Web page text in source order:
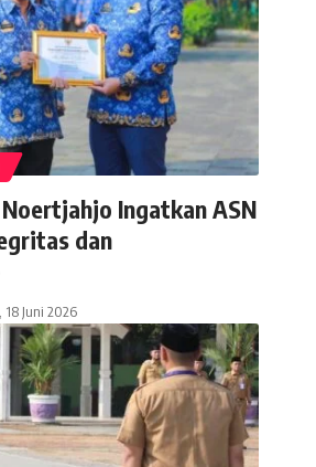
Ingatkan ASN
dan
18 Juni 2026